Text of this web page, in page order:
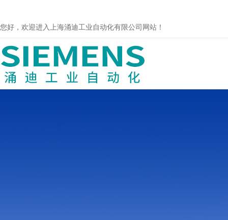
您好，欢迎进入上海涌迪工业自动化有限公司网站！